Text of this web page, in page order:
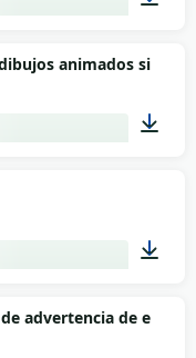
00:01
animados
00:05
advertencia de error.